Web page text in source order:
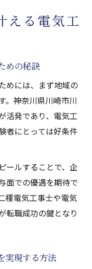
える電気工
めの秘訣
めには、まず地域の
。神奈川県川崎市川
活発であり、電気工
者にとっては好条件
ールすることで、企
面での優遇を期待で
種電気工事士や電気
転職成功の鍵となり
実現する方法